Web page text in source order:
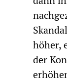
höher,
der